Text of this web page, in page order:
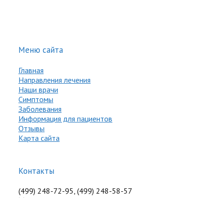
Меню сайта
Главная
Направления лечения
Наши врачи
Симптомы
Заболевания
Информация для пациентов
Отзывы
Карта сайта
Контакты
(499) 248-72-95, (499) 248-58-57